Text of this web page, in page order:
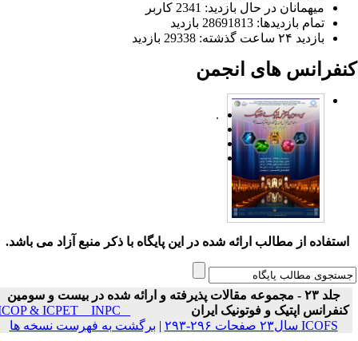
میهمانان در حال بازدید: 2341 کاربر
تمام بازدید‌ها: 28691813 بازدید
بازدید ۲۴ ساعت گذشته: 29338 بازدید
های انجمن
.
استفاده از مطالب ارائه شده در این پایگاه با ذکر منبع آزاد می باشد.
جلد ۲۳ - مجموعه مقالات پذیرفته و ارائه شده در بیست و سومین
کنفرانس اپتیک و فوتونیک ایران
ICOP & ICPET _ INPC _
ICOFS سال۲۳ صفحات ۲۹۶-۲۹۳
|برگشت به فهرست نسخه ها